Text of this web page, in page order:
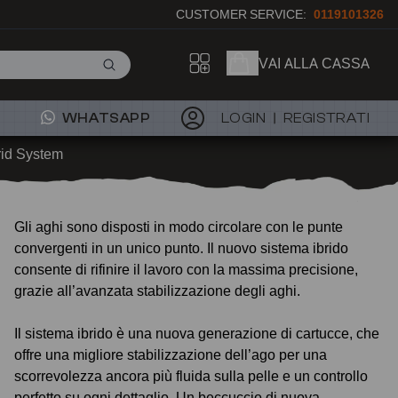
CUSTOMER SERVICE: 0119101326
VAI ALLA CASSA
WHATSAPP LOGIN REGISTRATI
System
Gli aghi sono disposti in modo circolare con le punte
convergenti in un unico punto. Il nuovo sistema ibrido
consente di rifinire il lavoro con la massima precisione,
grazie all’avanzata stabilizzazione degli aghi.
Il sistema ibrido è una nuova generazione di cartucce, che
offre una migliore stabilizzazione dell’ago per una
scorrevolezza ancora più fluida sulla pelle e un controllo